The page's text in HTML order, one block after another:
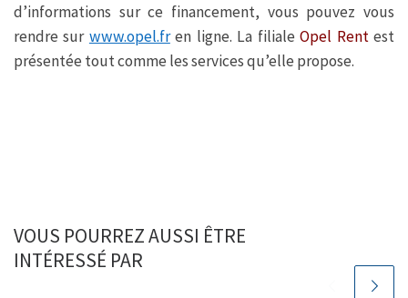
d’informations sur ce financement, vous pouvez vous
rendre sur www.opel.fren ligne. La filialeOpel Rentest
présentée tout comme les services qu’elle propose.
VOUS POURREZ AUSSI ÊTRE
INTÉRESSÉ PAR